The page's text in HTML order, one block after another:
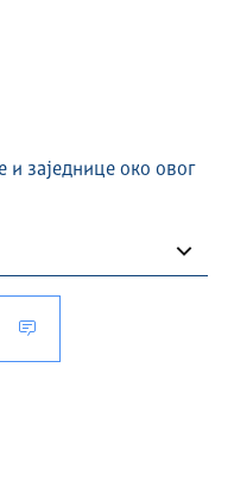
и заједнице око овог